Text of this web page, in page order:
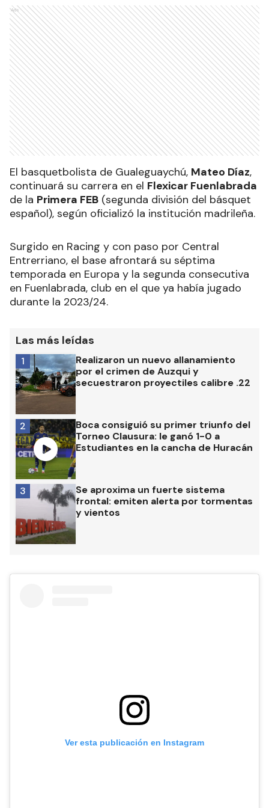
Ads
El basquetbolista de Gualeguaychú, Mateo Díaz,
continuará su carrera en el Flexicar Fuenlabrada
de la Primera FEB (segunda división del básquet
español), según oficializó la institución madrileña.
Surgido en Racing y con paso por Central
Entrerriano, el base afrontará su séptima
temporada en Europa y la segunda consecutiva
en Fuenlabrada, club en el que ya había jugado
durante la 2023/24.
Las más leídas
Realizaron un nuevo allanamiento
por el crimen de Auzqui y
secuestraron proyectiles calibre .22
1
Boca consiguió su primer triunfo del
Torneo Clausura: le ganó 1-0 a
Estudiantes en la cancha de Huracán
2
Se aproxima un fuerte sistema
frontal: emiten alerta por tormentas
y vientos
3
Ver esta publicación en Instagram